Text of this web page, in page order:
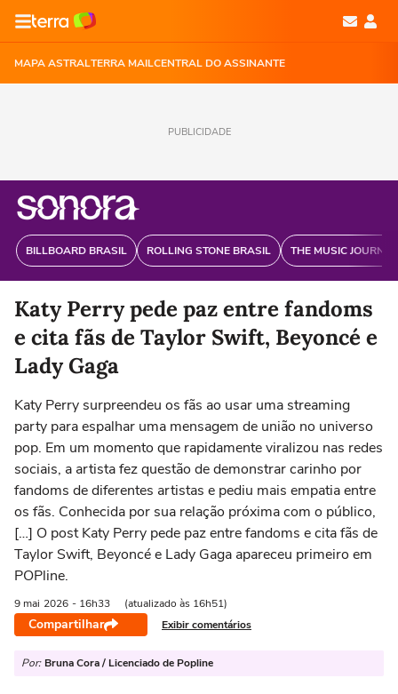
MAPA ASTRALTERRA MAILCENTRAL DO ASSINANTE
PUBLICIDADE
BILLBOARD BRASIL ROLLING STONE BRASIL THE MUSIC
Katy Perry pede paz entre fandoms
e cita fãs de Taylor Swift, Beyoncé e
Lady Gaga
Katy Perry surpreendeu os fãs ao usar uma streaming
party para espalhar uma mensagem de união no universo
pop. Em um momento que rapidamente viralizou nas redes
sociais, a artista fez questão de demonstrar carinho por
fandoms de diferentes artistas e pediu mais empatia entre
os fãs. Conhecida por sua relação próxima com o público,
[…] O post Katy Perry pede paz entre fandoms e cita fãs de
Taylor Swift, Beyoncé e Lady Gaga apareceu primeiro em
POPline.
9 mai 2026 - 16h33 (atualizado às 16h51)
Compartilhar Exibir comentários
Por: Bruna Cora / Licenciado de Popline